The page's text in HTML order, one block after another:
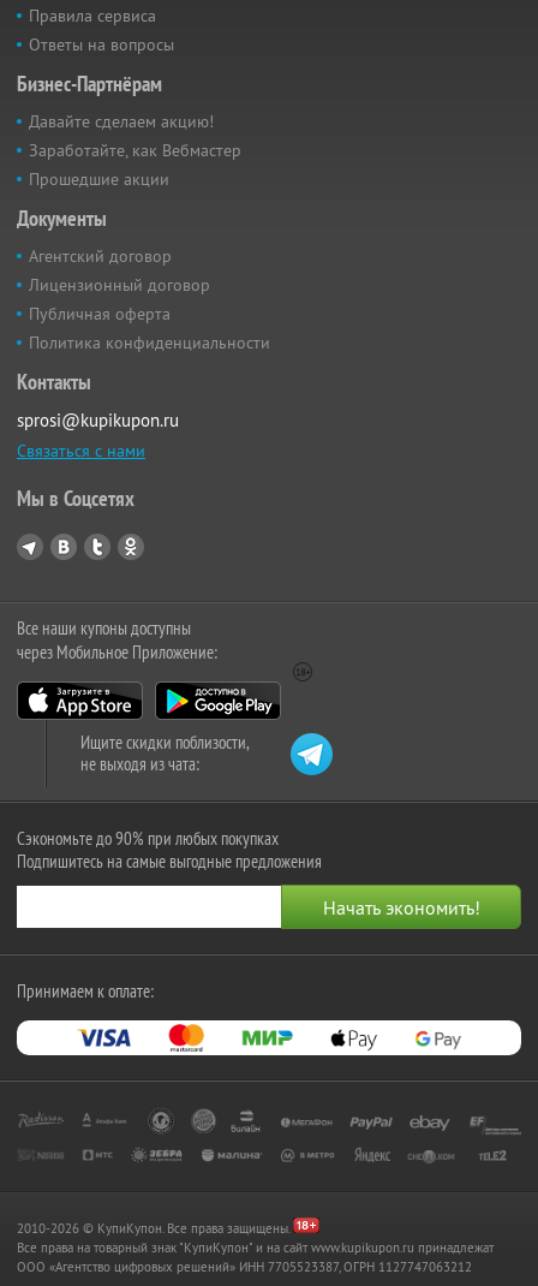
Правила сервиса
Ответы на вопросы
Бизнес-Партнёрам
Давайте сделаем акцию!
Заработайте, как Вебмастер
Прошедшие акции
Документы
Агентский договор
Лицензионный договор
Публичная оферта
Политика конфиденциальности
Контакты
sprosi@kupikupon.ru
Связаться с нами
Мы в Соцсетях
Все наши купоны доступны
через Мобильное Приложение:
Ищите скидки поблизости,
не выходя из чата:
Сэкономьте до 90% при любых покупках
Подпишитесь на самые выгодные предложения
Принимаем к оплате:
2010-2026 © КупиКупон. Все права защищены.
Все права на товарный знак "КупиКупон" и на сайт www.kupikupon.ru принадлежат
OOO «Агентство цифровых решений» ИНН 7705523387, ОГРН 1127747063212